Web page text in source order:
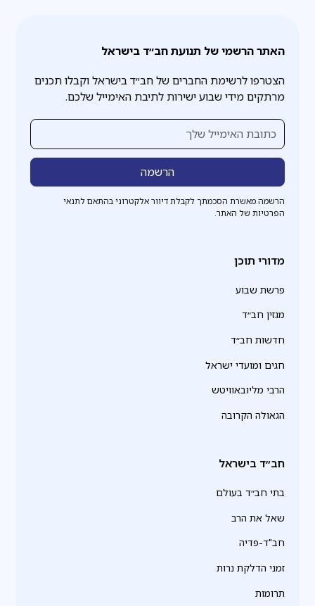
האתר הרשמי של תנועת חב״ד בישראל
הצטרפו לרשימת החברים של חב״ד בישראל וקבלו תכנים
מרתקים מידי שבוע ישירות לתיבת האימייל שלכם.
הרשמה מאשרת הסכמתך לקבלת דיוור אלקטרוני בהתאם לתנאי
הפרטיות של האתר.
מדורי תוכן
פרשת שבוע
מגזין חב״ד
חדשות חב״ד
חגים ומועדי ישראל
הרבי מליובאוויטש
הגאולה הקרובה
חב״ד בישראל
בתי חב״ד בעולם
שאל את הרב
חב"ד-פדיה
זמני הדלקת נרות
תרומות